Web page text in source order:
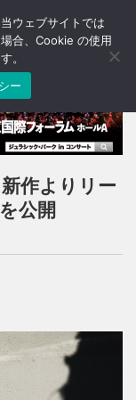
T
o
n
a
v
o
作よりリー
公開
ウェブサイトでは
合、Cookie の使用
。
ー